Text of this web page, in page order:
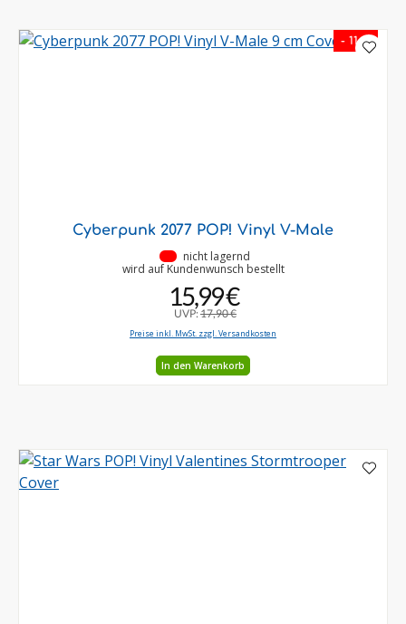
- 11 %
Cyberpunk 2077 POP! Vinyl V-Male
nicht lagernd
wird auf Kundenwunsch bestellt
15,99 €
UVP: 17,90 €
Preise inkl. MwSt. zzgl. Versandkosten
In den Warenkorb